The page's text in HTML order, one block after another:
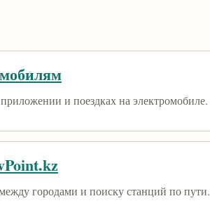
и поездках на электромобиле.
городами и поиску станций по пути.